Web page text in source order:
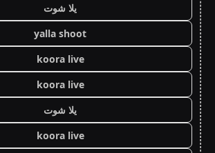
يلا شوت
yalla shoot
koora live
koora live
يلا شوت
koora live